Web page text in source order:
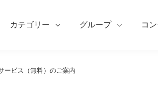
カテゴリー グループ コ
ービス（無料）のご案内